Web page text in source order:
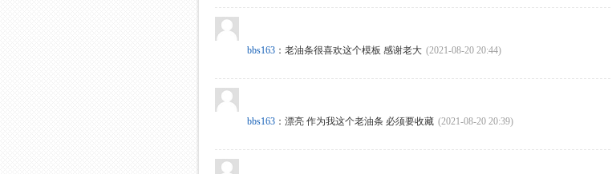
bbs163 ： 老油条很喜欢这个模板 感谢老大 (2021-08-20 20:44)
bbs163 ： 漂亮 作为我这个老油条 必须要收藏 (2021-08-20 20:39)